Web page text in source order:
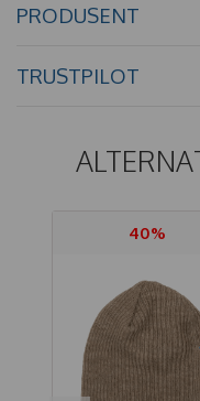
PRODUSENT
TRUSTPILOT
40%